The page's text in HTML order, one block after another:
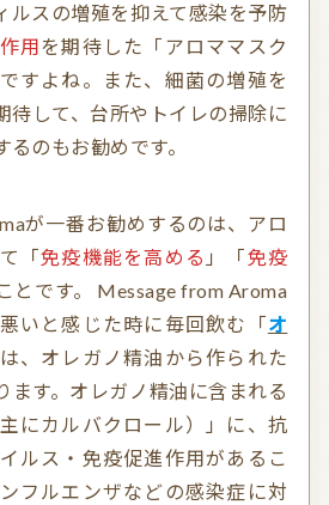
用 を期待した「アロママスク
すよね。また、細菌の増殖を
待して、台所やトイレの掃除に
のもお勧めです。
「免疫機能を高める 」「免疫
とです。 Message from Aroma
いと感じた時に毎回飲む「オ
、オレガノ精油から作られた
ます。オレガノ精油に含まれる
にカルバクロール）」に、抗
ルス・免疫促進作用があるこ
フルエンザなどの感染症に対